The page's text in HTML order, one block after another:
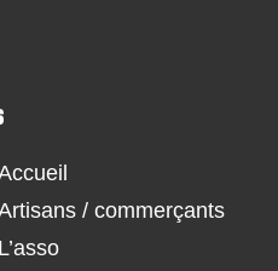
/ commerçants